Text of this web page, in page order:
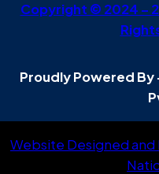
Copyright © 2024 –
Proudly Powered By
Website Designed